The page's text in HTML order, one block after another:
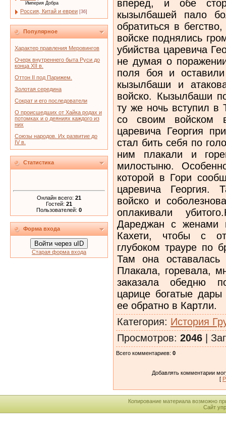
Империя Добра
Россия, Китай и евреи [36]
Популярное
Характер правления Меровингов
Очерк внутреннего быта Руси до
конца XII в.
Оттон II под Парижем.
Золотая середина
Сократ и его последователи
О происшедших от Хайка родах и
потомках и о деяниях каждого из
них
Союзы народов. Их развитие до
IV в.
Статистика
Онлайн всего: 21
Гостей: 21
Пользователей: 0
Форма входа
Войти через uID
Старая форма входа
вперед, и обе
кызылбашей пало
обратиться в
войске поднялись
убийства царевича
не думая о
поля боя и
кызылбаши и
войско. Кызылбаши
ту же ночь вступил в
со своим войском в
царевича Георгия
стал бить себя по
ним плакали и
милостыню.
которой в Гори
царевича Георгия.
войско и
оплакивали
Дареджан с женами
Кахети, чтобы с
глубоком трауре по
Там она
Плакала, горевала,
заказала обедню
царице богатые
ее обратно в Картли.
Категория: История
Просмотров: 2046 |
Всего комментариев: 0
Добавлять комментарии
[
Копирование материала возможно
Сайт